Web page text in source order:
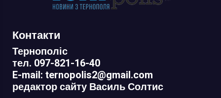
Контакти
Тернополіс
тел. 097-821-16-40
E-mail: ternopolis2@gmail.com
редактор сайту Василь Солтис